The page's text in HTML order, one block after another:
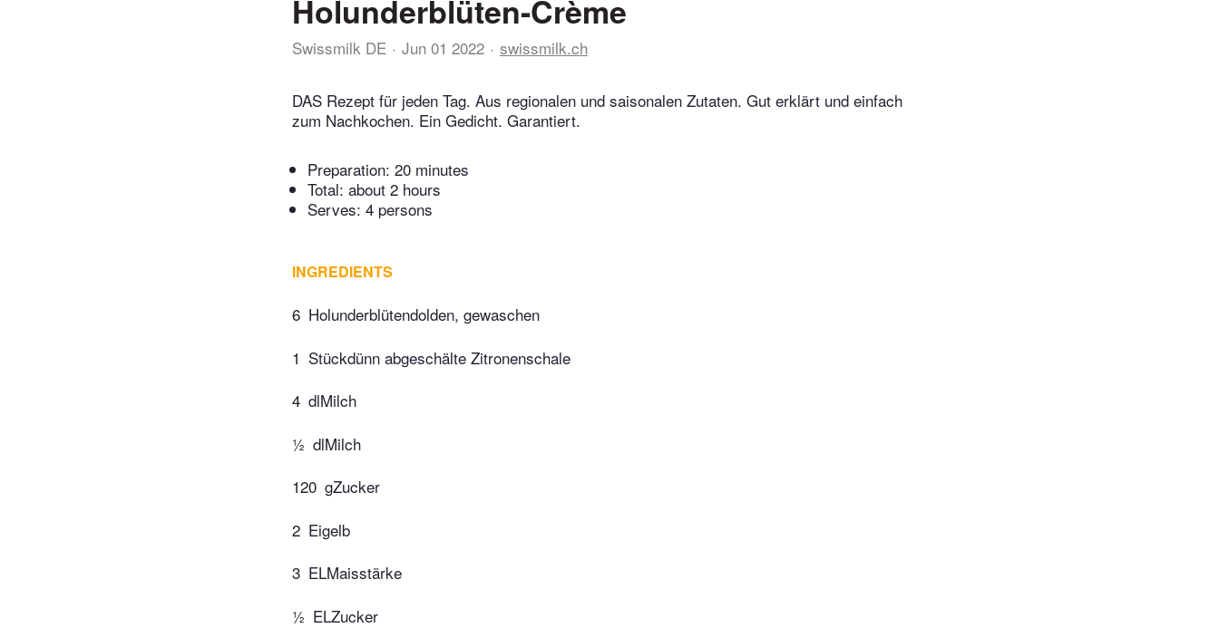
Holunderblüten-Crème
Swissmilk DE Jun 01 2022 swissmilk.ch
DAS Rezept für jeden Tag. Aus regionalen und saisonalen Zutaten. Gut erklärt und einfach
zum Nachkochen. Ein Gedicht. Garantiert.
Preparation: 20 minutes
Total: about 2 hours
Serves: 4 persons
INGREDIENTS
6 Holunderblütendolden, gewaschen
1 Stückdünn abgeschälte Zitronenschale
4 dlMilch
½ dlMilch
120 gZucker
2 Eigelb
3 ELMaisstärke
½ ELZucker